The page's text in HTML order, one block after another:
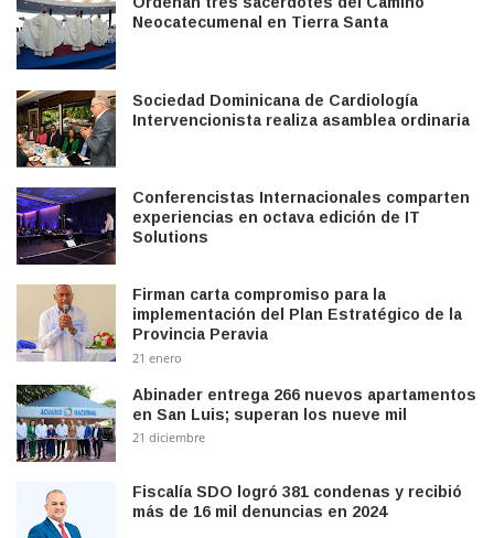
Neocatecumenal en Tierra Santa
Sociedad Dominicana de Cardiología
Intervencionista realiza asamblea ordinaria
Conferencistas Internacionales comparten
experiencias en octava edición de IT
Solutions
Firman carta compromiso para la
implementación del Plan Estratégico de la
Provincia Peravia
21 enero
Abinader entrega 266 nuevos apartamentos
en San Luis; superan los nueve mil
21 diciembre
Fiscalía SDO logró 381 condenas y recibió
más de 16 mil denuncias en 2024